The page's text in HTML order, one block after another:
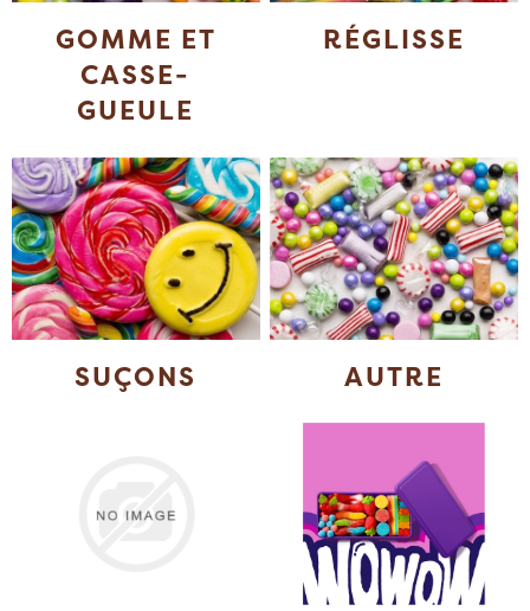
GOMME ET
CASSE-
GUEULE
RÉGLISSE
SUÇONS AUTRE